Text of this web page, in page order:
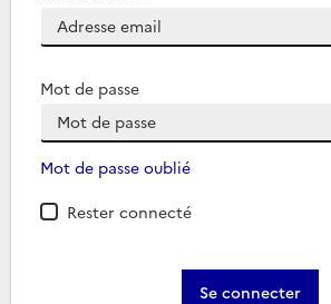
Mot de passe
Mot de passe oublié
Rester connecté
Se connecter